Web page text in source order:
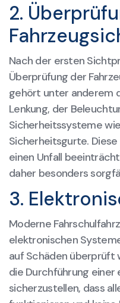
2.
Nach der ersten
Überprüfung der
gehört unter anderem
Lenkung, der
Sicherheitssysteme
Sicherheitsgurte.
einen Unfall
daher besonders
3.
Moderne
elektronischen
auf Schäden überprüft
die Durchführung einer
sicherzustellen, dass